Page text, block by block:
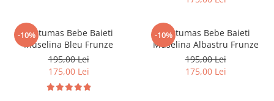
-10%
Costumas Bebe Baieti
Muselina Bleu Frunze
195,00 Lei
175,00 Lei
-10%
Costumas Bebe Baieti
Muselina Albastru Frunze
195,00 Lei
175,00 Lei